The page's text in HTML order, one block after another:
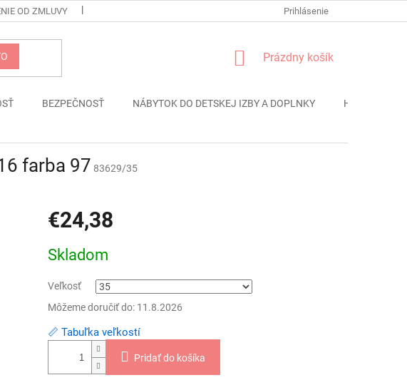
OD ZMLUVY PODMIENKY OCHRANY OSOBNÝCH
Prihlásenie
NÁKUPNÝ
Prázdny košík
BEZPEČNOSŤ NÁBYTOK DO DETSKEJ IZBY A DOPLNKY HRAČKY
farba 97 83629/35
€24,38
cena:
Skladom
Veľkosť
Môžeme doručiť do: 11.8.2026
📏 Tabuľka veľkostí
Pridať do košíka